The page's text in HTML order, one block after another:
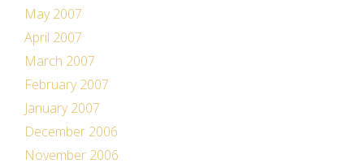
May 2007
April 2007
March 2007
February 2007
January 2007
December 2006
November 2006